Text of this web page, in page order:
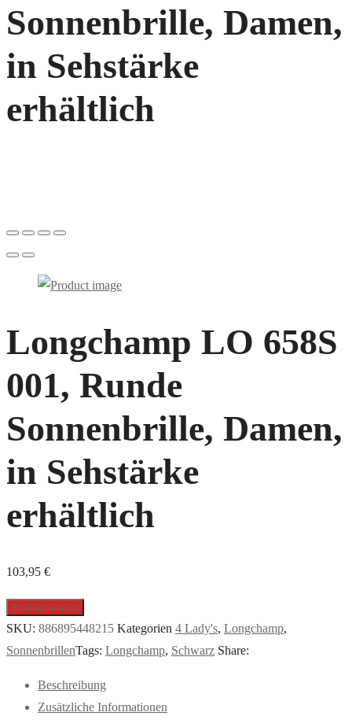
Sonnenbrille, Damen,
in Sehstärke
erhältlich
Longchamp LO 658S
001, Runde
Sonnenbrille, Damen,
in Sehstärke
erhältlich
103,95 €
Produkt kaufen
SKU: 886895448215 Kategorien 4 Lady's, Longchamp,
SonnenbrillenTags: Longchamp, Schwarz Share:
Beschreibung
Zusätzliche Informationen